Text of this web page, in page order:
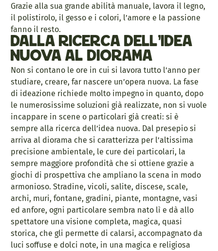
Grazie alla sua grande abilità manuale, lavora il legno,
il polistirolo, il gesso e i colori, l’amore e la passione
fanno il resto.
Dalla ricerca dell’idea
nuova al diorama
Non si contano le ore in cui si lavora tutto l’anno per
studiare, creare, far nascere un’opera nuova. La fase
di ideazione richiede molto impegno in quanto, dopo
le numerosissime soluzioni già realizzate, non si vuole
incappare in scene o particolari già creati: si è
sempre alla ricerca dell’idea nuova. Dal presepio si
arriva al diorama che si caratterizza per l’altissima
precisione ambientale, le cure dei particolari, la
sempre maggiore profondità che si ottiene grazie a
giochi di prospettiva che ampliano la scena in modo
armonioso. Stradine, vicoli, salite, discese, scale,
archi, muri, fontane, gradini, piante, montagne, vasi
ed anfore, ogni particolare sembra nato lì e dà allo
spettatore una visione completa, magica, quasi
storica, che gli permette di calarsi, accompagnato da
luci soffuse e dolci note, in una magica e religiosa